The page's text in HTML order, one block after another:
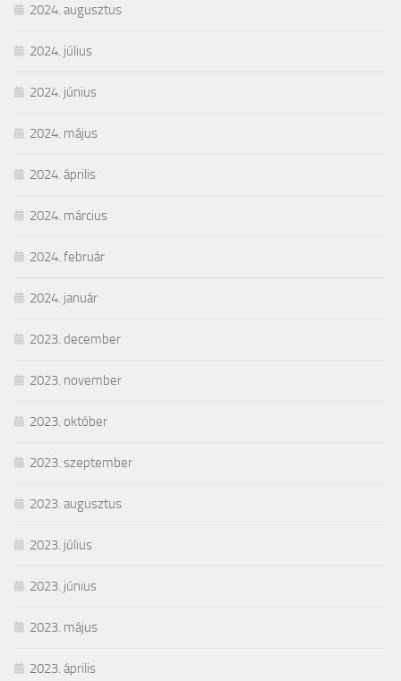
2024. augusztus
2024. július
2024. június
2024. május
2024. április
2024. március
2024. február
2024. január
2023. december
2023. november
2023. október
2023. szeptember
2023. augusztus
2023. július
2023. június
2023. május
2023. április